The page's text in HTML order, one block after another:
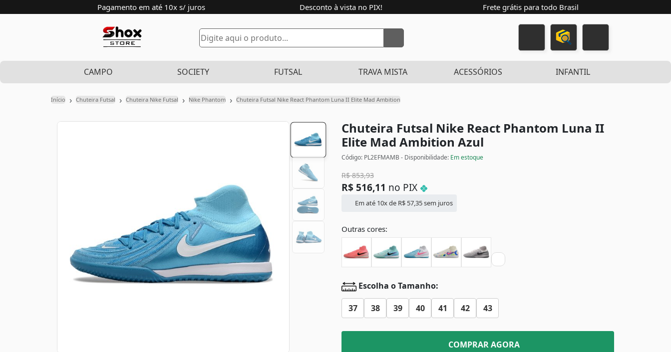
Pagamento em até 10x s/ juros Desconto à vista no PIX! Frete grátis para todo Brasil
CAMPO SOCIETY FUTSAL TRAVA MISTA ACESSÓRIOS INFANTIL
Início › Chuteira Futsal › Chuteira Nike Futsal › Nike Phantom › Chuteira Futsal Nike React Phantom Luna II Elite Mad Ambition
Chuteira Futsal Nike React Phantom Luna II
Elite Mad Ambition Azul
Código: PL2EFMAMB - Disponibilidade: Em estoque
R$853,93
R$ 516,11 no PIX
Em até 10x de R$ 57,35sem juros
Outras cores:
Escolha o Tamanho:
37 38 39 40 41 42 43
COMPRAR AGORA